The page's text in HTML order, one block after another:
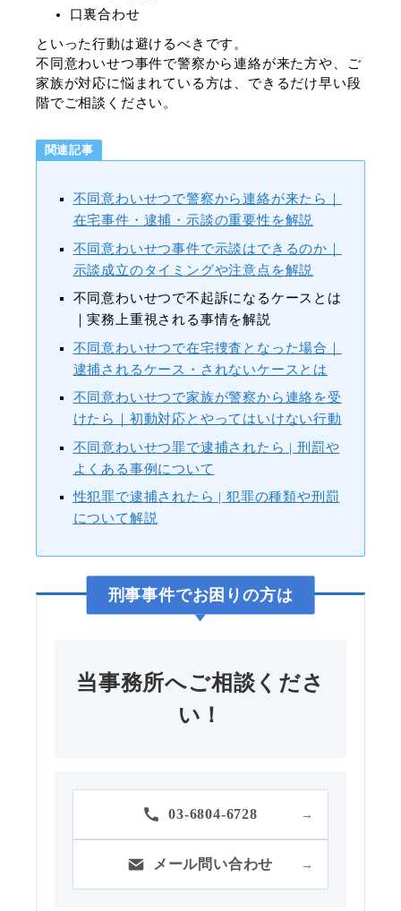
口裏合わせ
といった行動は避けるべきです。
不同意わいせつ事件で警察から連絡が来た方や、ご
家族が対応に悩まれている方は、できるだけ早い段
階でご相談ください。
関連記事
不同意わいせつで警察から連絡が来たら｜
在宅事件・逮捕・示談の重要性を解説
不同意わいせつ事件で示談はできるのか｜
示談成立のタイミングや注意点を解説
不同意わいせつで不起訴になるケースとは
｜実務上重視される事情を解説
不同意わいせつで在宅捜査となった場合｜
逮捕されるケース・されないケースとは
不同意わいせつで家族が警察から連絡を受
けたら｜初動対応とやってはいけない行動
不同意わいせつ罪で逮捕されたら | 刑罰や
よくある事例について
性犯罪で逮捕されたら | 犯罪の種類や刑罰
について解説
刑事事件でお困りの方は
当事務所へご相談くださ
い！
03-6804-6728 →
メール問い合わせ →